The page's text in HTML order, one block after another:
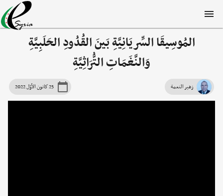
المُوسِيقَا السِّريَانِيَّةِ بَينَ القُدُودِ الحَلَبِيَّةِ
وَالنَّغَمَاتِ التُّرَاثِيَّةِ
زهير النعمة 25 كانون الأوّل 2022